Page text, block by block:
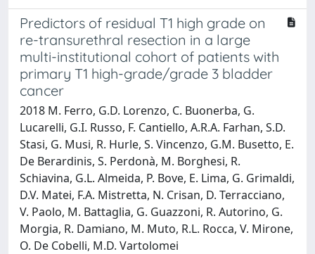
Predictors of residual T1 high grade on
re-transurethral resection in a large
multi-institutional cohort of patients with
primary T1 high-grade/grade 3 bladder
cancer
2018 M. Ferro, G.D. Lorenzo, C. Buonerba, G.
Lucarelli, G.I. Russo, F. Cantiello, A.R.A. Farhan, S.D.
Stasi, G. Musi, R. Hurle, S. Vincenzo, G.M. Busetto, E.
De Berardinis, S. Perdonà, M. Borghesi, R.
Schiavina, G.L. Almeida, P. Bove, E. Lima, G. Grimaldi,
D.V. Matei, F.A. Mistretta, N. Crisan, D. Terracciano,
V. Paolo, M. Battaglia, G. Guazzoni, R. Autorino, G.
Morgia, R. Damiano, M. Muto, R.L. Rocca, V. Mirone,
O. De Cobelli, M.D. Vartolomei